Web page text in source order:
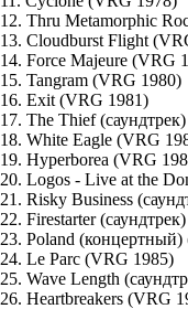
12. Thru Metamorphic
13. Cloudburst Flight
14. Force Majeure (VRG
15. Tangram (VRG 1980)
16. Exit (VRG 1981)
17. The Thief
18. White Eagle (VRG
19. Hyperborea (VRG
20. Logos - Live at the
21. Risky Business
22. Firestarter
23. Poland
24. Le Parc (VRG 1985)
25. Wave Length
26. Heartbreakers (VRG